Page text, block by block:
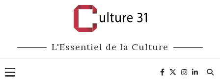
L'Essentiel de la Culture